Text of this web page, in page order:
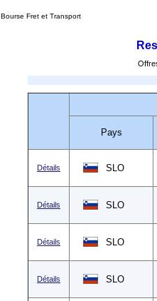
Bourse Fret et Transport
Pays
Détails SLO
Détails SLO
Détails SLO
Détails SLO